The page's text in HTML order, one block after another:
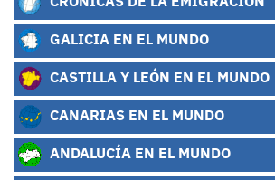
GALICIA EN EL MUNDO
CASTILLA Y LEÓN EN EL MUNDO
CANARIAS EN EL MUNDO
ANDALUCÍA EN EL MUNDO